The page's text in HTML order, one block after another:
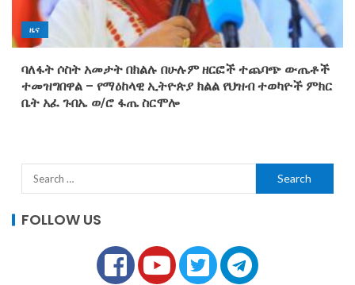
ዜና
ባለፋት ሶስት አመታት በክልሉ በሁሉም ዘርፎች ተጨባጭ ውጤቶች
ተመዝግበዋል – የማዕከላዊ ኢትዮጵያ ክልል የህዝብ ተወካዮች ምክር
ቤት አፈ ጉበኤ ወ/ሮ ፋጤ ስርሞሎ
FOLLOW US